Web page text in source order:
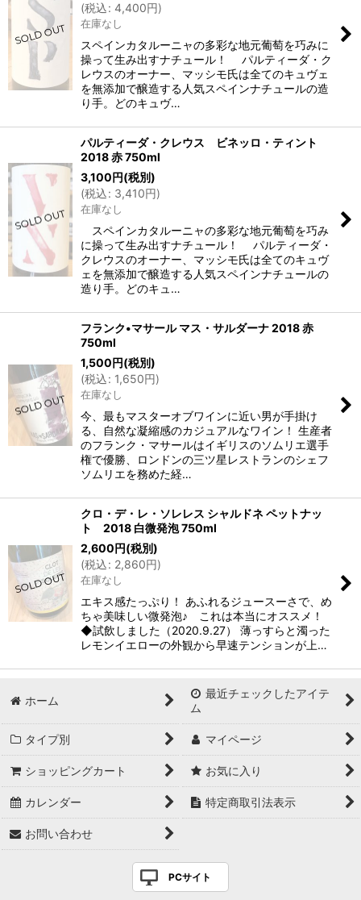
(税込: 4,400円)
在庫なし
スペインカタルーニャの多彩な地元葡萄を巧みに
操って生み出すナチュール！ パルティーダ・ク
レウスのオーナー、マッシモ氏は全てのキュヴェ
を無添加で醸造する人気スペインナチュールの造
り手。どのキュヴ…
パルティーダ・クレウス ビネッロ・ティント
2018 赤 750ml
3,100円(税別)
(税込: 3,410円)
在庫なし
スペインカタルーニャの多彩な地元葡萄を巧み
に操って生み出すナチュール！ パルティーダ・
クレウスのオーナー、マッシモ氏は全てのキュヴ
ェを無添加で醸造する人気スペインナチュールの
造り手。どのキュ…
フランク•マサール マス・サルダーナ 2018 赤
750ml
1,500円(税別)
(税込: 1,650円)
在庫なし
今、最もマスターオブワインに近い男が手掛け
る、自然な凝縮感のカジュアルなワイン！ 生産者
のフランク・マサールはイギリスのソムリエ選手
権で優勝、ロンドンの三ツ星レストランのシェフ
ソムリエを務めた経…
クロ・デ・レ・ソレレス シャルドネ ペットナッ
ト 2018 白微発泡 750ml
2,600円(税別)
(税込: 2,860円)
在庫なし
エキス感たっぷり！ あふれるジュースーさで、め
ちゃ美味しい微発泡♪ これは本当にオススメ！
◆試飲しました（2020.9.27） 薄っすらと濁った
レモンイエローの外観から早速テンションが上…
ホーム
最近チェックしたアイテ
ム
タイプ別 マイページ
ショッピングカート お気に入り
カレンダー 特定商取引法表示
お問い合わせ
PCサイト